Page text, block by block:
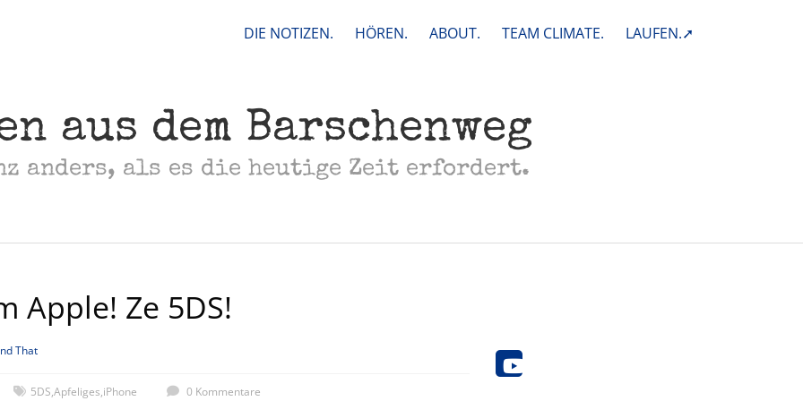
DIE NOTIZEN. HÖREN. ABOUT. TEAM CLIMATE. LAUFEN.➚
aus dem Barschenweg
anders, als es die heutige Zeit erfordert.
Apple! Ze 5DS!
That
5DS,Apfeliges,iPhone 0 Kommentare